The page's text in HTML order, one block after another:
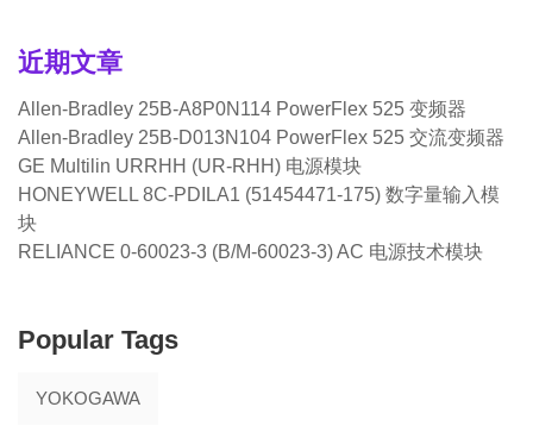
近期文章
Allen-Bradley 25B-A8P0N114 PowerFlex 525 变频器
Allen-Bradley 25B-D013N104 PowerFlex 525 交流变频器
GE Multilin URRHH (UR-RHH) 电源模块
HONEYWELL 8C-PDILA1 (51454471-175) 数字量输入模
块
RELIANCE 0-60023-3 (B/M-60023-3) AC 电源技术模块
Popular Tags
YOKOGAWA